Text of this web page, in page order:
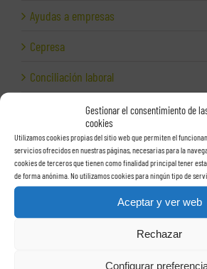
Gestionar el consentimiento de
cookies
Utilizamos cookies propias del sitio web que permiten el
servicios ofrecidos en nuestras páginas, necesarias para la
cookies de terceros que tienen como finalidad principal tener
de forma anónima. No utilizamos cookies para ningún tipo de
Aceptar y ver web
Rechazar
Configurar
Ayudas a empresas
Cepresa
Conciliación laboral
Despidos
Dirección financiera
Empresas e Internet